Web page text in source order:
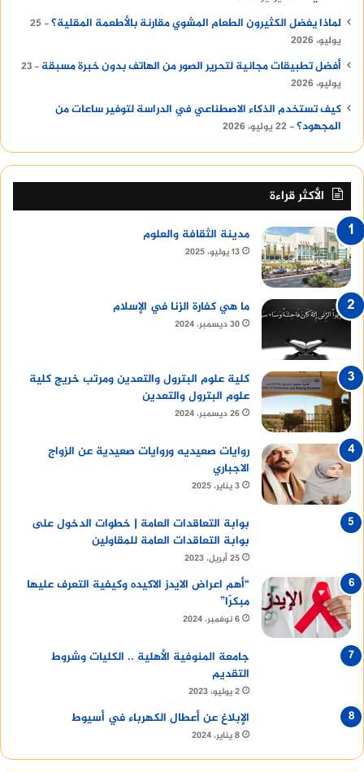
لماذا يفضل الكثيرون الطعام المشوي مقارنة بالأطعمة المقلية؟
25
يوليو، 2026
أفضل تطبيقات مجانية لتحرير الصور من الهاتف بدون خبرة مسبقة
23
يوليو، 2026
كيف تستخدم الذكاء الاصطناعي في الدراسة لتوفير ساعات من
المجهود؟ 22 يوليو، 2026
الأكثر قراءة
مدينة الثقافة والعلوم
13 يوليو، 2025
ما هي كفارة الزنا في الإسلام
30 ديسمبر، 2024
كلية علوم البترول والتعدين ومرتب خريج كلية
علوم البترول والتعدين
26 ديسمبر، 2024
روايات صعيديه وروايات صعيدية عن الزواج
الاجباري
3 يناير، 2025
بوابة التعاقدات العامة | خطوات الدخول على
بوابة التعاقدات العامة للمقاولين
25 أبريل، 2023
“أهم اعراض الايدز الاكيده وكيفية التعرف عليها
مبكرًا”
6 نوفمبر، 2024
جامعة المنوفية الأهلية .. الكليات وشروط
التقديم
2 يوليو، 2023
الإبلاغ عن أعطال الكهرباء في أسيوط
8 يناير، 2024